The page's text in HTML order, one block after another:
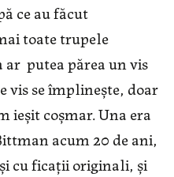
ce au făcut
toate trupele
putea părea un vis
vis se împlinește, doar
ieșit coșmar. Una era
acum 20 de ani,
cu ficații originali, și